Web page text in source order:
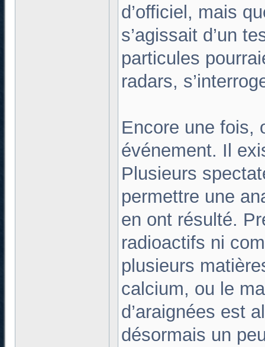
d’officiel, mais
s’agissait d’un
particules
radars,
Encore une fois,
événement. Il
Plusieurs
permettre une
en ont résulté.
radioactifs ni
plusieurs
calcium, ou le
d’araignées est
désormais un